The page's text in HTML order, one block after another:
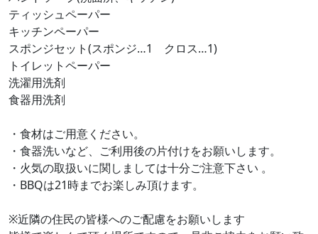
ティッシュペーパー
キッチンペーパー
スポンジセット(スポンジ…1 クロス…1)
トイレットペーパー
洗濯用洗剤
食器用洗剤
・食材はご用意ください。
・食器洗いなど、ご利用後の片付けをお願いします。
・火気の取扱いに関しましては十分ご注意下さい 。
・BBQは21時までお楽しみ頂けます。
※近隣の住民の皆様へのご配慮をお願いします